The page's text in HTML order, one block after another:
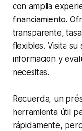
con amplia
financiamiento.
transparente,
flexibles. Visita
información y
necesitas.
Recuerda, un
herramienta útil
rápidamente,